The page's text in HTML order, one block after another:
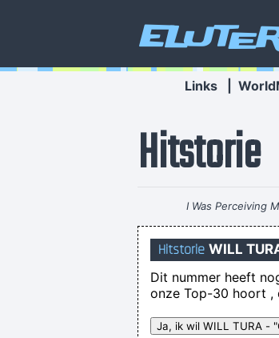
Links
Hitstorie
I Was Perceiving
Interesting
Hitstorie WILL
Dit nummer heeft
onze Top-30 hoort ,